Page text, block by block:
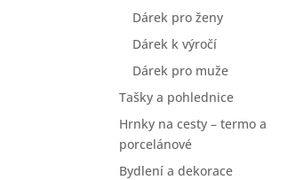
Dárek pro ženy
Dárek k výročí
Dárek pro muže
Tašky a pohlednice
Hrnky na cesty – termo a
porcelánové
Bydlení a dekorace